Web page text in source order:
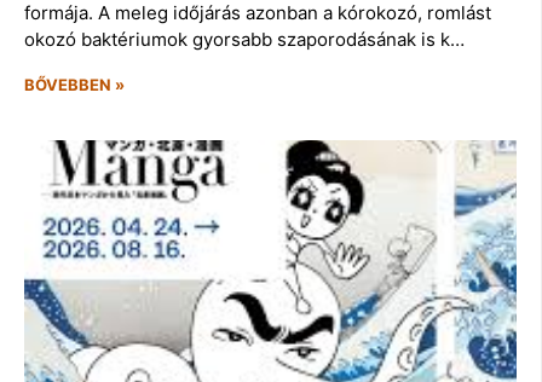
formája. A meleg időjárás azonban a kórokozó, romlást
okozó baktériumok gyorsabb szaporodásának is k…
BŐVEBBEN »